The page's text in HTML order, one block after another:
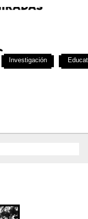
Investigación